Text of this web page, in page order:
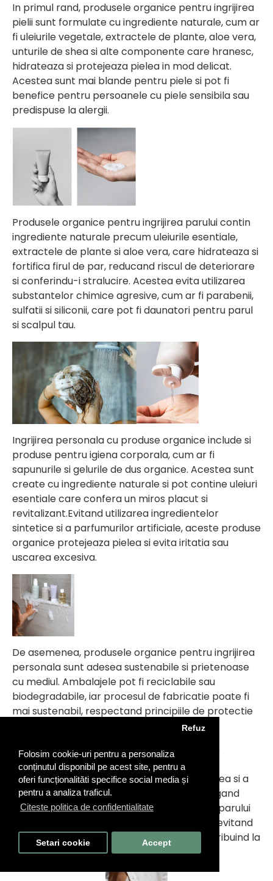
Folosim cookie-uri pentru a personaliza
conținutul disponibil pe acest site, pentru a
oferi funcționalităti specifice social media și
pentru a analiza traficul.
Citeste politica de confidentialitate
Refuz
Setari cookie Accept
In primul rand, produsele organice pentru ingrijirea
pielii sunt formulate cu ingrediente naturale, cum ar
fi uleiurile vegetale, extractele de plante, aloe vera,
unturile de shea si alte componente care hranesc,
hidrateaza si protejeaza pielea in mod delicat.
Acestea sunt mai blande pentru piele si pot fi
benefice pentru persoanele cu piele sensibila sau
predispuse la alergii.
Produsele organice pentru ingrijirea parului contin
ingrediente naturale precum uleiurile esentiale,
extractele de plante si aloe vera, care hidrateaza si
fortifica firul de par, reducand riscul de deteriorare
si conferindu-i stralucire. Acestea evita utilizarea
substantelor chimice agresive, cum ar fi parabenii,
sulfatii si siliconii, care pot fi daunatori pentru parul
si scalpul tau.
Ingrijirea personala cu produse organice include si
produse pentru igiena corporala, cum ar fi
sapunurile si gelurile de dus organice. Acestea sunt
create cu ingrediente naturale si pot contine uleiuri
esentiale care confera un miros placut si
revitalizant.Evitand utilizarea ingredientelor
sintetice si a parfumurilor artificiale, aceste produse
organice protejeaza pielea si evita iritatia sau
uscarea excesiva.
De asemenea, produsele organice pentru ingrijirea
personala sunt adesea sustenabile si prietenoase
cu mediul. Ambalajele pot fi reciclabile sau
biodegradabile, iar procesul de fabricatie poate fi
mai sustenabil, respectand principiile de protectie
In concluzie, ingrijirea personala cu produse
organice reprezinta o optiune sanatoasa si
responsabila pentru a-ti mentine frumusetea si a
avea grija de tine in armonie cu natura. Alegand
produse organice, te asiguri ca oferi pielii si parului
tau ingrijirea de calitate de care au nevoie, evitand
expunerea la chimicale daunatoare si contribuind la
sustenabilitatea mediului.FILTREAZA PRODUSELE